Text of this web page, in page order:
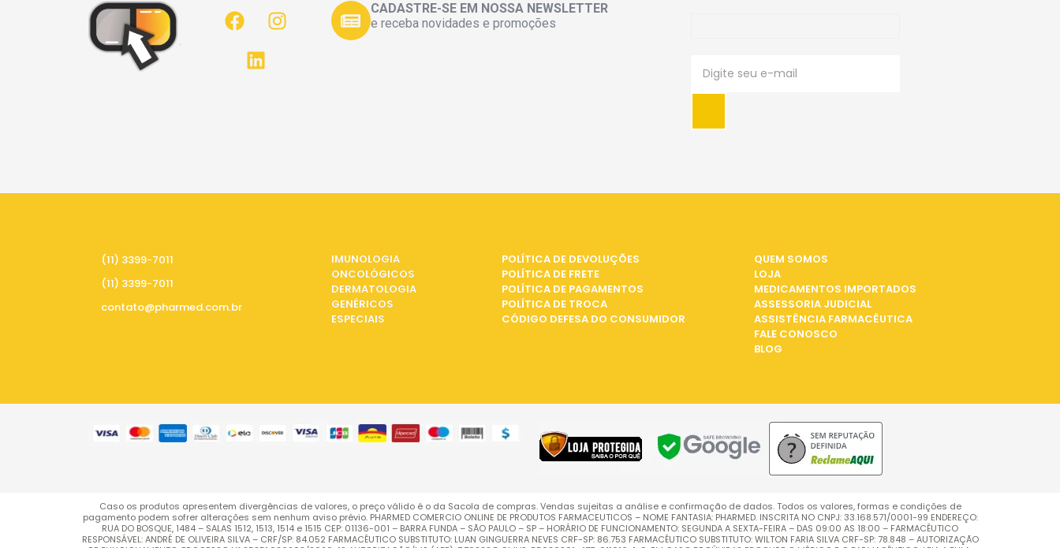
CADASTRE-SE EM NOSSA NEWSLETTER
e receba novidades e promoções
(11) 3399-7011
(11) 3399-7011
contato@pharmed.com.br
IMUNOLOGIA
ONCOLÓGICOS
DERMATOLOGIA
GENÉRICOS
ESPECIAIS
POLÍTICA DE DEVOLUÇÕES
POLÍTICA DE FRETE
POLÍTICA DE PAGAMENTOS
POLÍTICA DE TROCA
CÓDIGO DEFESA DO CONSUMIDOR
QUEM SOMOS
LOJA
MEDICAMENTOS IMPORTADOS
ASSESSORIA JUDICIAL
ASSISTÊNCIA FARMACÊUTICA
FALE CONOSCO
BLOG
Caso os produtos apresentem divergências de valores, o preço válido é o da Sacola de compras. Vendas sujeitas a análise e confirmação de dados. Todos os valores, formas e condições de
pagamento podem sofrer alterações sem nenhum aviso prévio. PHARMED COMERCIO ONLINE DE PRODUTOS FARMACEUTICOS – NOME FANTASIA: PHARMED. INSCRITA NO CNPJ: 33.168.571/0001-99 ENDEREÇO:
RUA DO BOSQUE, 1484 – SALAS 1512, 1513, 1514 e 1515 CEP: 01136-001 – BARRA FUNDA – SÃO PAULO – SP – HORÁRIO DE FUNCIONAMENTO: SEGUNDA A SEXTA-FEIRA – DAS 09:00 AS 18:00 – FARMACÊUTICO
RESPONSÁVEL: ANDRÉ DE OLIVEIRA SILVA – CRF/SP: 84.052 FARMACÊUTICO SUBSTITUTO: LUAN GINGUERRA NEVES CRF-SP: 86.753 FARMACÊUTICO SUBSTITUTO: WILTON FARIA SILVA CRF-SP: 78.848 – AUTORIZAÇÃO